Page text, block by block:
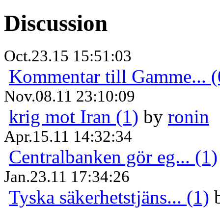
Discussion
Oct.23.15 15:51:03
Kommentar till Gamme...
Nov.08.11 23:10:09
krig mot Iran (1) by ronin
Apr.15.11 14:32:34
Centralbanken gör eg... (1)
Jan.23.11 17:34:26
Tyska säkerhetstjäns... (1)